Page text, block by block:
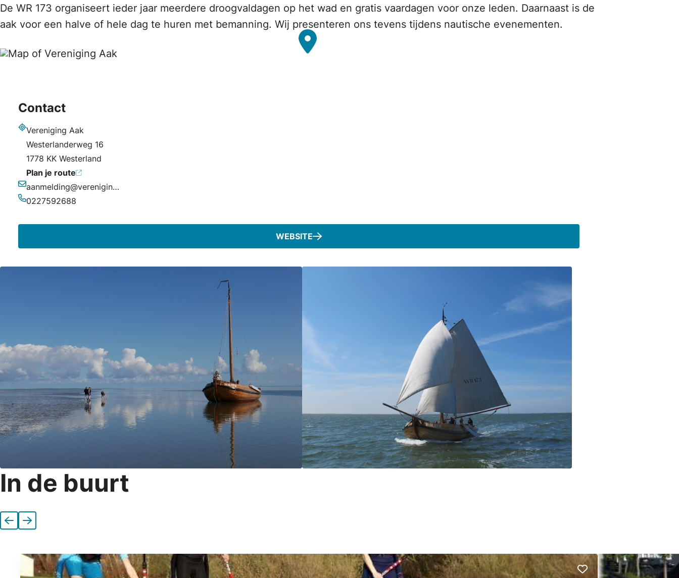
De WR 173 organiseert ieder jaar meerdere droogvaldagen op het wad en gratis vaardagen voor onze leden. Daarnaast is de
aak voor een halve of hele dag te huren met bemanning. Wij presenteren ons tevens tijdens nautische evenementen.
Contact
Vereniging Aak
Westerlanderweg 16
1778 KK Westerland
Plan je route
E-mailadres
aanmelding@verenigingaak.nl
0227592688
WEBSITE
In de buurt
VorigeVolgende